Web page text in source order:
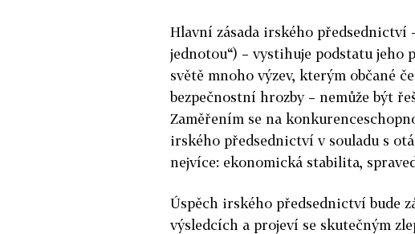
Hlavní zásada irského předsednictví
jednotou“) – vystihuje podstatu
světě mnoho výzev, kterým občané
bezpečnostní hrozby – nemůže být
Zaměřením se na
irského předsednictví v souladu s
nejvíce: ekonomická stabilita,
Úspěch irského předsednictví bude
výsledcích a projeví se skutečným